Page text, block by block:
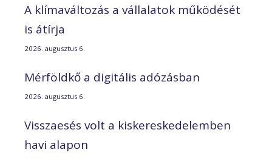
A klímaváltozás a vállalatok működését
is átírja
2026. augusztus 6.
Mérföldkő a digitális adózásban
2026. augusztus 6.
Visszaesés volt a kiskereskedelemben
havi alapon